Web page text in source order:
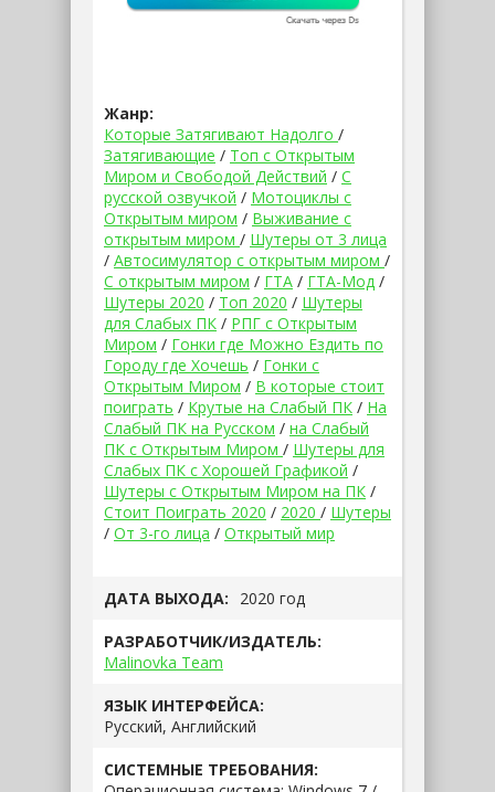
ДАТА ВЫХОДА: 2020 год
РАЗРАБОТЧИК/ИЗДАТЕЛЬ:
Malinovka Team
ЯЗЫК ИНТЕРФЕЙСА:
Русский, Английский
СИСТЕМНЫЕ ТРЕБОВАНИЯ:
Жанр:
Которые Затягивают Надолго /
Затягивающие / Топ с Открытым
Миром и Свободой Действий / С
русской озвучкой / Мотоциклы с
Открытым миром / Выживание с
открытым миром / Шутеры от 3 лица
/ Автосимулятор с открытым миром /
С открытым миром / ГТА / ГТА-Мод /
Шутеры 2020 / Топ 2020 / Шутеры
для Слабых ПК / РПГ с Открытым
Миром / Гонки где Можно Ездить по
Городу где Хочешь / Гонки с
Открытым Миром / В которые стоит
поиграть / Крутые на Слабый ПК / На
Слабый ПК на Русском / на Слабый
ПК с Открытым Миром / Шутеры для
Слабых ПК с Хорошей Графикой /
Шутеры с Открытым Миром на ПК /
Стоит Поиграть 2020 / 2020 / Шутеры
/ От 3-го лица / Открытый мир